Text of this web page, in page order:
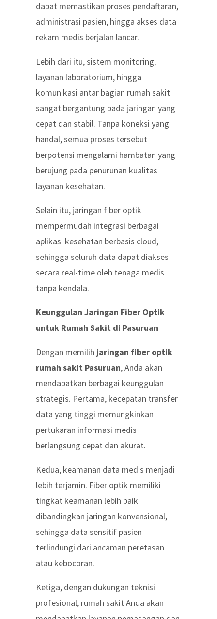
dapat memastikan proses pendaftaran,
administrasi pasien, hingga akses data
rekam medis berjalan lancar.
Lebih dari itu, sistem monitoring,
layanan laboratorium, hingga
komunikasi antar bagian rumah sakit
sangat bergantung pada jaringan yang
cepat dan stabil. Tanpa koneksi yang
handal, semua proses tersebut
berpotensi mengalami hambatan yang
berujung pada penurunan kualitas
layanan kesehatan.
Selain itu, jaringan fiber optik
mempermudah integrasi berbagai
aplikasi kesehatan berbasis cloud,
sehingga seluruh data dapat diakses
secara real-time oleh tenaga medis
tanpa kendala.
Keunggulan Jaringan Fiber Optik
untuk Rumah Sakit di Pasuruan
Dengan memilih jaringan fiber optik
rumah sakit Pasuruan, Anda akan
mendapatkan berbagai keunggulan
strategis. Pertama, kecepatan transfer
data yang tinggi memungkinkan
pertukaran informasi medis
berlangsung cepat dan akurat.
Kedua, keamanan data medis menjadi
lebih terjamin. Fiber optik memiliki
tingkat keamanan lebih baik
dibandingkan jaringan konvensional,
sehingga data sensitif pasien
terlindungi dari ancaman peretasan
atau kebocoran.
Ketiga, dengan dukungan teknisi
profesional, rumah sakit Anda akan